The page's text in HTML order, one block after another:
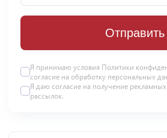
Отправить
Я принимаю условия Политики
согласие на обработку персональных
Я даю согласие на получение
рассылок.